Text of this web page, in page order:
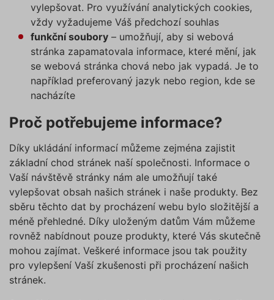
vylepšovat. Pro využívání analytických cookies,
vždy vyžadujeme Váš předchozí souhlas
funkční soubory– umožňují, aby si webová
stránka zapamatovala informace, které mění, jak
se webová stránka chová nebo jak vypadá. Je to
například preferovaný jazyk nebo region, kde se
nacházíte
Proč potřebujeme informace?
Díky ukládání informací můžeme zejména zajistit
základní chod stránek naší společnosti. Informace o
Vaší návštěvě stránky nám ale umožňují také
vylepšovat obsah našich stránek i naše produkty. Bez
sběru těchto dat by procházení webu bylo složitější a
méně přehledné. Díky uloženým datům Vám můžeme
rovněž nabídnout pouze produkty, které Vás skutečně
mohou zajímat. Veškeré informace jsou tak použity
pro vylepšení Vaší zkušenosti při procházení našich
stránek.